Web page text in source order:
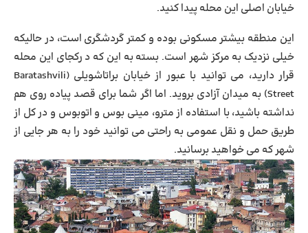
خیابان اصلی این محله پیدا کنید.
این منطقه بیشتر مسکونی بوده و کمتر گردشگری است، در حالیکه
خیلی نزدیک به مرکز شهر است. بسته به این که د رکجای این محله
قرار دارید، می توانید با عبور ازخیابان براتاشویلی (Baratashvili
Street) به میدان آزادی بروید. اما اگر شما برای قصد پیاده روی هم
نداشته باشید، با استفاده از مترو، مینی بوس و اتوبوس و در کل از
طریق حمل و نقل عمومی به راحتی می توانید خود را به هر جایی از
شهر که می خواهید برسانید.